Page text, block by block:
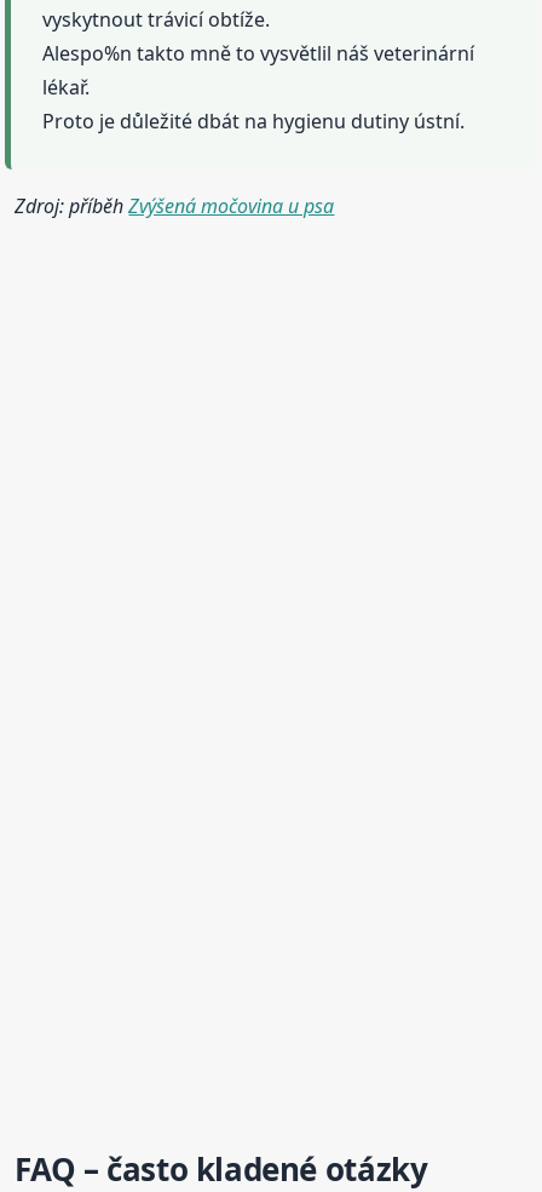
vyskytnout trávicí obtíže.
Alespo%n takto mně to vysvětlil náš veterinární
lékař.
Proto je důležité dbát na hygienu dutiny ústní.
Zdroj: příběhZvýšená močovina u psa
FAQ – často kladené otázky